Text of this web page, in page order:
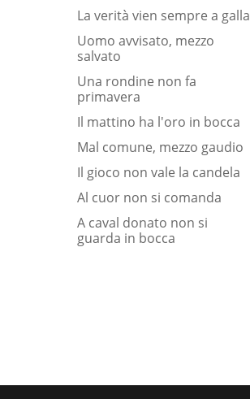
La verità vien sempre a galla
Uomo avvisato, mezzo
salvato
Una rondine non fa
primavera
Il mattino ha l'oro in bocca
Mal comune, mezzo gaudio
Il gioco non vale la candela
Al cuor non si comanda
A caval donato non si
guarda in bocca